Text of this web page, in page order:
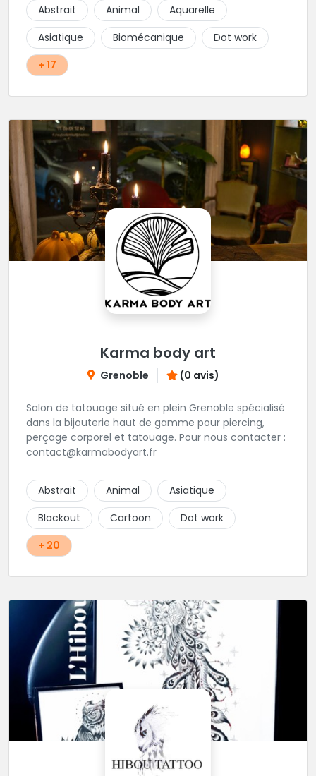
Abstrait Animal
Aquarelle
Asiatique
Biomécanique
Dot work
+ 17
Karma body art
Grenoble (0 avis)
Salon de tatouage situé en plein Grenoble spécialisé
dans la bijouterie haut de gamme pour piercing,
perçage corporel et tatouage. Pour nous contacter :
contact@karmabodyart.fr
Abstrait Animal
Asiatique
Blackout
Cartoon
Dot work
+ 20